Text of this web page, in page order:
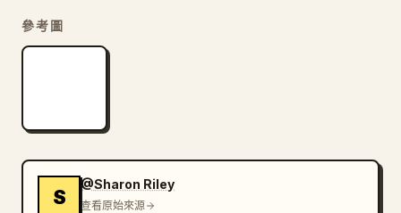
保持環境黑暗、充滿氛圍且具備電影感，並在濕潤的反射與
維持頂級商業廣告的節奏：從緩慢受控的準備動作與微距鏡
頭，過渡到激進的高速騎行序列。
參考圖
S
@Sharon Riley
查看原始來源